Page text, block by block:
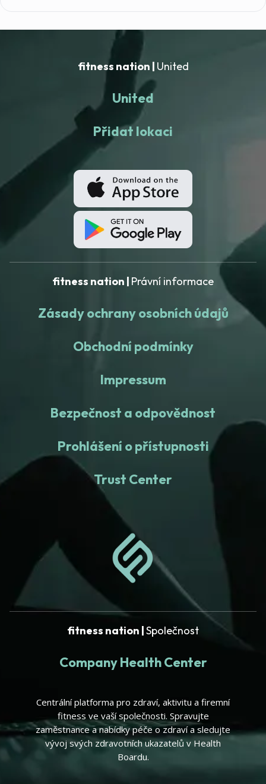
fitness nation | United
United
Přidat lokaci
fitness nation | Právní informace
Zásady ochrany osobních údajů
Obchodní podmínky
Impressum
Bezpečnost a odpovědnost
Prohlášení o přístupnosti
Trust Center
fitness nation |Společnost
Company Health Center
Centrální platforma pro zdraví, aktivitu a firemní
fitness ve vaší společnosti. Spravujte
zaměstnance a nabídky péče o zdraví a sledujte
vývoj svých zdravotních ukazatelů v Health
Boardu.